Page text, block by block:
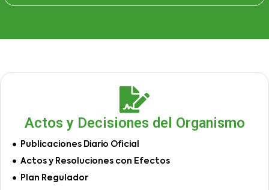
Actos y Decisiones del Organismo
Publicaciones Diario Oficial
Actos y Resoluciones con Efectos
Plan Regulador